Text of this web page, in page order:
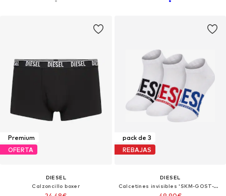
Premium
OFERTA
DIESEL
Calzoncillo boxer
pack de 3
REBAJAS
DIESEL
Calcetines invisibles 'SKM-GOST-THREEPACK'